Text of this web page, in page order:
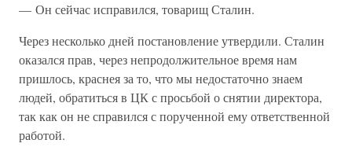
— Он сейчас исправился, товарищ Сталин.
Через несколько дней постановление утвердили. Сталин
оказался прав, через непродолжительное время нам
пришлось, краснея за то, что мы недостаточно знаем
людей, обратиться в ЦК с просьбой о снятии директора,
так как он не справился с порученной ему ответственной
работой.